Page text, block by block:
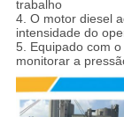
trabalho
4. O motor diesel
intensidade do
5. Equipado com
monitorar a